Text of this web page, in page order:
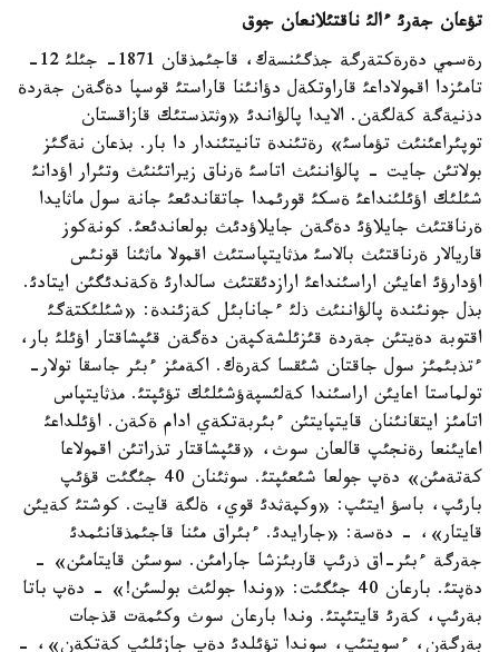
تؤعان جةرئ ءالئ ناقتئلانعان جوق
رةسمي دةرةكتةرگة جذگئنسةك، قاجئمذقان 1871- جئلئ 12-
تامئزدا اقمولاداعئ قاراوتكةل دؤانئنا قاراستئ قوسپا دةگةن جةردة
دذنيةگة كةلگةن. الايدا پالؤاندئ «وثتذستئك قازاقستان
توپئراعئنئث تؤماسئ» رةتئندة تانيتئندار دا بار. بذعان نةگئز
بولاتئن جايت - پالؤاننئث اتاسئ ةرناق زيراتئنئث وتئرار اؤدانئ
شئلئك اؤئلئنداعئ ةسكئ قورئمدا جاتقاندئعئ جانة سول ماثايدا
ةرناقتئث جايلاؤئ دةگةن جايلاؤدئث بولعاندئعئ. كونةكوز
قاريالار ةرناقتئث بالاسئ مذثايتپاستئث اقمولا ماثئنا قونئس
اؤدارؤئ اعايئن اراسئنداعئ ارازدئقتئث سالدارئ ةكةندئگئن ايتادئ.
بذل جونئندة پالؤاننئث ذلئ ءجانابئل كةزئندة: «شئلئكتةگئ
اقتوبة دةيتئن جةردة قئزئلشةكپةن دةگةن قئپشاقتار اؤئلئ بار،
ءتذبئمئز سول جاقتان شئقسا كةرةك. اكةمئز ءبئر جاسقا تولار-
تولماستا اعايئن اراسئندا كةلئسپةؤشئلئك تؤئپتئ. مذثايتپاس
اتامئز ايتقانئنان قايتپايتئن ءبئربةتكةي ادام ةكةن. اؤئلداعئ
اعايئنعا رةنجئپ قالعان سوث، «قئپشاقتار تذراتئن اقمولاعا
كةتةمئن» دةپ جولعا شئعئپتئ. سوثئنان 40 جئگئت قؤئپ
بارئپ، باسؤ ايتئپ: «وكپةثدئ قوي، ةلگة قايت. كوشتئ كةيئن
قايتار»، - دةسة: «جارايدئ. ءبئراق مئنا قاجئمذقانئمدئ
جةرگة ءبئر-اق ذرئپ قاربئزشا جارامئن. سوسئن قايتامئن» -
دةپتئ. بارعان 40 جئگئت: «وندا جولئث بولسئن!» - دةپ باتا
بةرئپ، كةرئ قايتئپتئ. وندا بارعان سوث وكئمةت قذجات